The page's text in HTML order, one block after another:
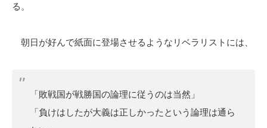
る。
朝日が好んで紙面に登場させるようなリベラリストには、
「敗戦国が戦勝国の論理に従うのは当然」
「負けはしたが大義は正しかったという論理は通ら